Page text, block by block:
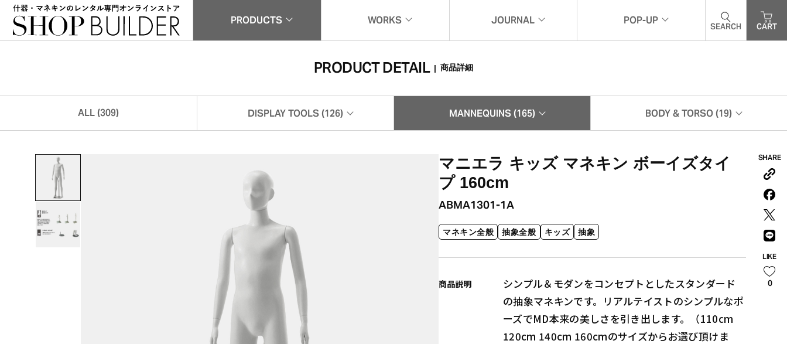
PRODUCTS WORKS
実例紹介
JOURNAL POP-UP SEARCH CART
PRODUCT DETAIL | 商品詳細
ALL (309) DISPLAY TOOLS (126) MANNEQUINS (165) BODY & TORSO (19)
マニエラ キッズ マネキン ボーイズタイ
プ 160cm
ABMA1301-1A
マネキン全般 抽象全般 キッズ 抽象
商品説明
シンプル＆モダンをコンセプトとしたスタンダード
の抽象マネキンです。リアルテイストのシンプルなポ
ーズでMD本来の美しさを引き出します。（110cm
120cm 140cm 160cmのサイズからお選び頂けま
SHARE
LIKE
0